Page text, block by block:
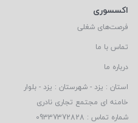
اکسسوری
فرصت‌های شغلی
تماس با ما
درباره ما
استان : یزد - شهرستان : یزد - بلوار
خامنه ای مجتمع تجاری نادری
شماره تماس : 09337372828